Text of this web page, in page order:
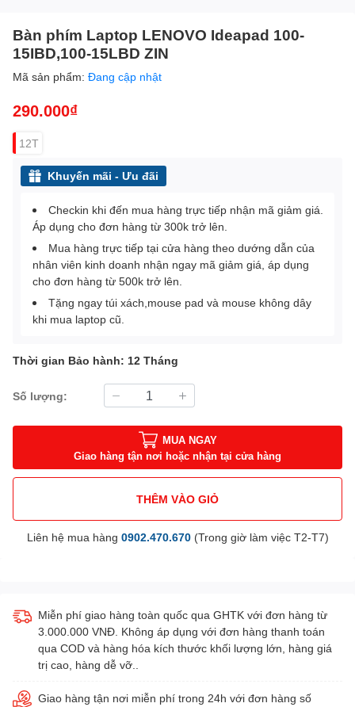
Bàn phím Laptop LENOVO Ideapad 100-
15IBD,100-15LBD ZIN
Mã sản phẩm: Đang cập nhật
290.000₫
12T
Khuyến mãi - Ưu đãi
Checkin khi đến mua hàng trực tiếp nhận mã giảm giá.
Áp dụng cho đơn hàng từ 300k trở lên.
Mua hàng trực tiếp tại cửa hàng theo dướng dẫn của
nhân viên kinh doanh nhận ngay mã giảm giá, áp dụng
cho đơn hàng từ 500k trở lên.
Tặng ngay túi xách,mouse pad và mouse không dây
khi mua laptop cũ.
Thời gian Bảo hành: 12 Tháng
Số lượng:
MUA NGAY
Giao hàng tận nơi hoặc nhận tại cửa hàng
THÊM VÀO GIỎ
Liên hệ mua hàng 0902.470.670(Trong giờ làm việc T2-T7)
Miễn phí giao hàng toàn quốc qua GHTK với đơn hàng từ
3.000.000 VNĐ. Không áp dụng với đơn hàng thanh toán
qua COD và hàng hóa kích thước khối lượng lớn, hàng giá
trị cao, hàng dễ vỡ..
Giao hàng tận nơi miễn phí trong 24h với đơn hàng số